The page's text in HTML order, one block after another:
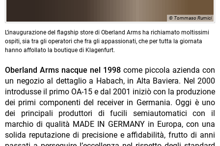
© Tommaso Rumici
L’inaugurazione del flagship store di Oberland Arms ha richiamato moltissimi
ospiti, sia tra gli operatori che fra gli appassionati, che per tutta la giornata
hanno affollato la boutique di Klagenfurt.
Oberland Arms nacque nel 1998 come piccola azienda con
un negozio al dettaglio a Habach, in Alta Baviera. Nel 2000
introdusse il primo OA-15 ​​e dal 2001 iniziò con la produzione
dei primi componenti del receiver in Germania. Oggi è uno
dei principali produttori di fucili semiautomatici con il
marchio di qualità MADE IN GERMANY in Europa, con una
solida reputazione di precisione e affidabilità, frutto di anni